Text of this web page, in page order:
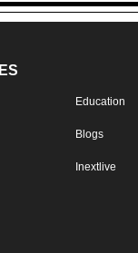
Education
Blogs
Inextlive